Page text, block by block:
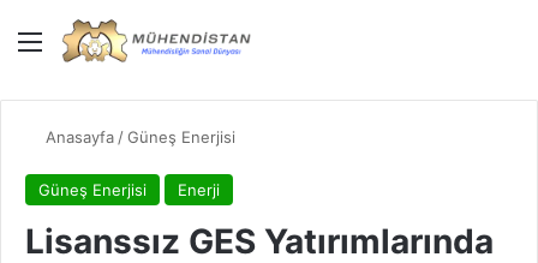
Menü
Anasayfa /Güneş Enerjisi
Güneş Enerjisi Enerji
Lisanssız GES Yatırımlarında